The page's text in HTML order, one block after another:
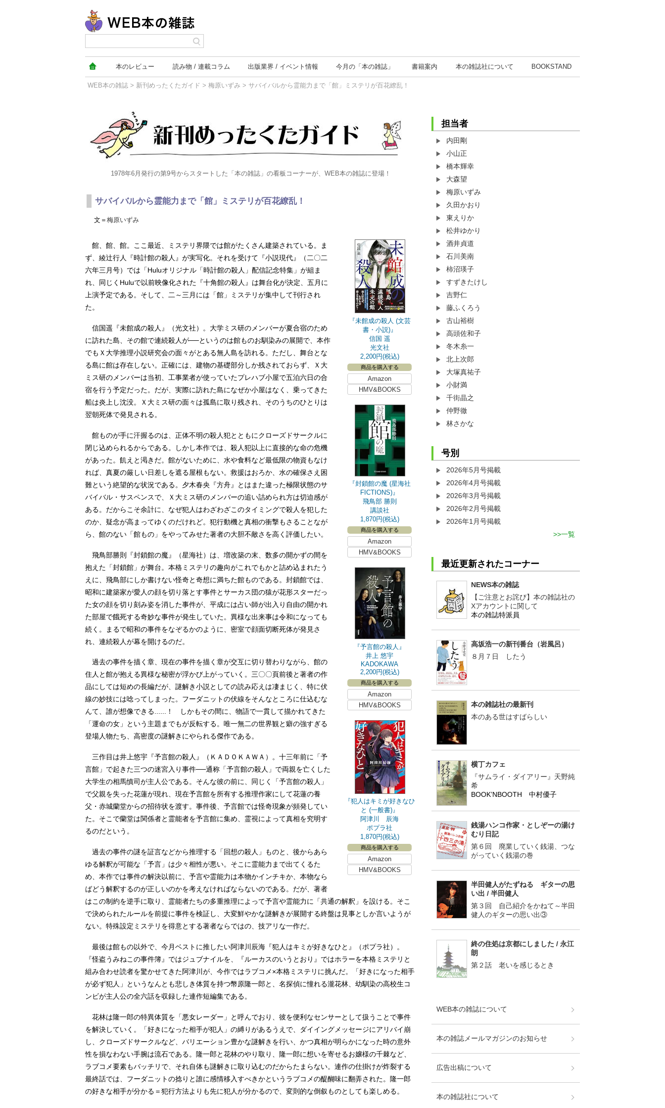
本のレビュー 読み物 連載コラム 出版業界 イベント情報 今月の 「本の雑誌」 書籍案内 本の雑誌社について BOOKSTAND
WEB本の雑誌 > 新刊めったくたガイド > 梅原いずみ > サバイバルから霊能力まで「館」ミステリが百花繚乱！
新刊めったくたガイド
1978年6月発行の第9号からスタートした「本の雑誌」の看板コーナーが、WEB本の雑誌に登場！
サバイバルから霊能力まで「館」ミステリが百花繚乱！
文＝ 梅原いずみ
『未館成の殺人 (文芸
書・小説)』
信国 遥
光文社
2,200円(税込)
商品を購入する
Amazon
HMV&BOOKS
『封鎖館の魔 (星海社
FICTIONS)』
飛鳥部 勝則
講談社
1,870円(税込)
商品を購入する
Amazon
HMV&BOOKS
『予言館の殺人』
井上 悠宇
KADOKAWA
2,200円(税込)
商品を購入する
Amazon
HMV&BOOKS
『犯人はキミが好きなひ
と (一般書)』
阿津川 辰海
ポプラ社
1,870円(税込)
商品を購入する
Amazon
HMV&BOOKS
館、館、館。ここ最近、ミステリ界隈では館がたくさん建築されている。ま
ず、綾辻行人『時計館の殺人』が実写化。それを受けて『小説現代』（二〇二
六年三月号）では「Huluオリジナル「時計館の殺人」配信記念特集」が組ま
れ、同じくHuluで以前映像化された『十角館の殺人』は舞台化が決定、五月に
上演予定である。そして、二～三月には「館」ミステリが集中して刊行され
た。
信国遥『未館成の殺人』（光文社）。大学ミス研のメンバーが夏合宿のため
に訪れた島、その館で連続殺人が──というのは館ものお馴染みの展開で、本作
でもＸ大学推理小説研究会の面々がとある無人島を訪れる。ただし、舞台とな
る島に館は存在しない。正確には、建物の基礎部分しか残されておらず、Ｘ大
ミス研のメンバーは当初、工事業者が使っていたプレハブ小屋で五泊六日の合
宿を行う予定だった。だが、実際に訪れた島になぜか小屋はなく、乗ってきた
船は炎上し沈没。Ｘ大ミス研の面々は孤島に取り残され、そのうちのひとりは
翌朝死体で発見される。
館ものが手に汗握るのは、正体不明の殺人犯とともにクローズドサークルに
閉じ込められるからである。しかし本作では、殺人犯以上に直接的な命の危機
があった。飢えと渇きだ。館がないために、水や食料など最低限の物資もなけ
れば、真夏の厳しい日差しを遮る屋根もない。救援はおろか、水の確保さえ困
難という絶望的な状況である。夕木春央『方舟』とはまた違った極限状態のサ
バイバル・サスペンスで、Ｘ大ミス研のメンバーの追い詰められ方は切迫感が
ある。だからこそ余計に、なぜ犯人はわざわざこのタイミングで殺人を犯した
のか、疑念が高まってゆくのだけれど。犯行動機と真相の衝撃もさることなが
ら、館のない「館もの」をやってみせた著者の大胆不敵さを高く評価したい。
飛鳥部勝則『封鎖館の魔』（星海社）は、増改築の末、数多の開かずの間を
抱えた「封鎖館」が舞台。本格ミステリの趣向がこれでもかと詰め込まれたう
えに、飛鳥部にしか書けない怪奇と奇想に満ちた館ものである。封鎖館では、
昭和に建築家が愛人の顔を切り落とす事件とサーカス団の猿が花形スターだっ
た女の顔を切り刻み姿を消した事件が、平成には占い師が出入り自由の開かれ
た部屋で餓死する奇妙な事件が発生していた。異様な出来事は令和になっても
続く。まるで昭和の事件をなぞるかのように、密室で顔面切断死体が発見さ
れ、連続殺人が幕を開けるのだ。
過去の事件を描く章、現在の事件を描く章が交互に切り替わりながら、館の
住人と館が抱える異様な秘密が浮かび上がっていく。三〇〇頁前後と著者の作
品にしては短めの長編だが、謎解き小説としての読み応えは凄まじく、特に伏
線の妙技には唸ってしまった。フーダニットの伏線をそんなところに仕込むな
んて、誰が想像できる......！ しかもその間に、物語で一貫して描かれてきた
「運命の女」という主題までもが反転する。唯一無二の世界観と癖の強すぎる
登場人物たち、高密度の謎解きにやられる傑作である。
三作目は井上悠宇『予言館の殺人』（ＫＡＤＯＫＡＷＡ）。十三年前に「予
言館」で起きた三つの迷宮入り事件──通称「予言館の殺人」で両親を亡くした
大学生の相馬慎司が主人公である。そんな彼の前に、同じく「予言館の殺人」
で父親を失った花蓮が現れ、現在予言館を所有する推理作家にして花蓮の養
父・赤城蘭堂からの招待状を渡す。事件後、予言館では怪奇現象が頻発してい
た。そこで蘭堂は関係者と霊能者を予言館に集め、霊視によって真相を究明す
るのだという。
過去の事件の謎を証言などから推理する「回想の殺人」ものと、後からあら
ゆる解釈が可能な「予言」は少々相性が悪い。そこに霊能力まで出てくるた
め、本作では事件の解決以前に、予言や霊能力は本物かインチキか、本物なら
ばどう解釈するのが正しいのかを考えなければならないのである。だが、著者
はこの制約を逆手に取り、霊能者たちの多重推理によって予言や霊能力に「共通の解釈」を設ける。そこ
で決められたルールを前提に事件を検証し、大変鮮やかな謎解きが展開する終盤は見事としか言いようが
ない。特殊設定ミステリを得意とする著者ならではの、技アリな一作だ。
最後は館もの以外で、今月ベストに推したい阿津川辰海『犯人はキミが好きなひと』（ポプラ社）。
『怪盗うみねこの事件簿』ではジュブナイルを、『ルーカスのいうとおり』ではホラーを本格ミステリと
組み合わせ読者を驚かせてきた阿津川が、今作ではラブコメ×本格ミステリに挑んだ。「好きになった相手
が必ず犯人」というなんとも悲しき体質を持つ幣原隆一郎と、名探偵に憧れる瀧花林、幼馴染の高校生コ
ンビが主人公の全六話を収録した連作短編集である。
花林は隆一郎の特異体質を「悪女レーダー」と呼んでおり、彼を便利なセンサーとして扱うことで事件
を解決していく。「好きになった相手が犯人」の縛りがあるうえで、ダイイングメッセージにアリバイ崩
し、クローズドサークルなど、バリエーション豊かな謎解きを行い、かつ真相が明らかになった時の意外
性を損なわない手腕は流石である。隆一郎と花林のやり取り、隆一郎に想いを寄せるお嬢様の千棘など、
ラブコメ要素もバッチリで、それ自体も謎解きに取り込むのだからたまらない。連作の仕掛けが炸裂する
最終話では、フーダニットの捻りと誰に感情移入すべきかというラブコメの醍醐味に翻弄された。隆一郎
の好きな相手が分かる＝犯行方法よりも先に犯人が分かるので、変則的な倒叙ものとしても楽しめる。
担当者
内田剛
小山正
橋本輝幸
大森望
梅原いずみ
久田かおり
東えりか
松井ゆかり
酒井貞道
石川美南
柿沼瑛子
すずきたけし
吉野仁
藤ふくろう
古山裕樹
高頭佐和子
冬木糸一
北上次郎
大塚真祐子
小財満
千街晶之
仲野徹
林さかな
号別
2026年5月号掲載
2026年4月号掲載
2026年3月号掲載
2026年2月号掲載
2026年1月号掲載
一覧
最近更新されたコーナー
NEWS本の雑誌
【ご注意とお詫び】本の雑誌社の
Xアカウントに関して
本の雑誌特派員
高坂浩一の新刊番台（岩風呂）
８月７日 したう
本の雑誌社の最新刊
本のある世はすばらしい
横丁カフェ
『サムライ・ダイアリー』天野純
希
BOOK’NBOOTH 中村優子
銭湯ハンコ作家・としぞーの湯け
むり日記
第６回 廃業していく銭湯、つな
がっていく銭湯の巻
半田健人がたずねる ギターの思
い出 / 半田健人
第３回 自己紹介をかねて～半田
健人のギターの思い出③
終の住処は京都にしました / 永江
朗
第２話 老いを感じるとき
WEB本の雑誌について
本の雑誌メールマガジンのお知らせ
広告出稿について
本の雑誌社について